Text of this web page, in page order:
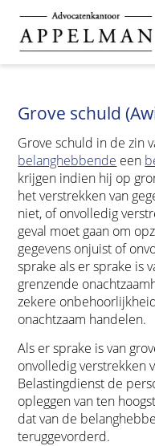
Grove schuld
Grove schuld in de zin
belanghebbende een
krijgen indien hij op
het verstrekken van
niet, of onvolledig
geval moet gaan om
gegevens onjuist of
sprake als er sprake is
grenzende
zekere
onachtzaam handelen.
Als er sprake is van
onvolledig verstrekken
Belastingdienst de
opleggen van ten
dat van de
teruggevorderd.